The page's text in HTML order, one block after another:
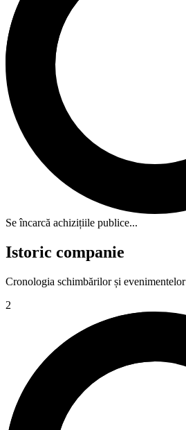
Se încarcă achizițiile publice...
Istoric companie
Cronologia schimbărilor și evenimentelor
2